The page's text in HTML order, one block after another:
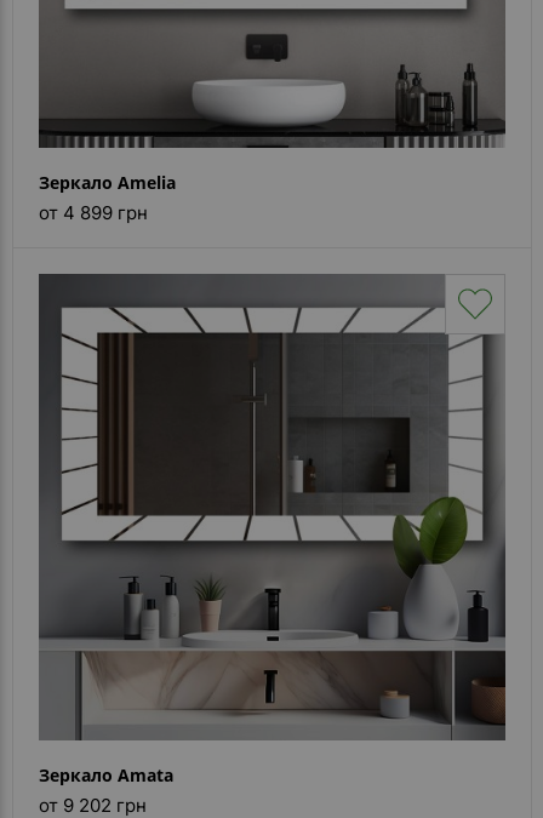
Зеркало Amelia
от 4 899 грн
Зеркало Amata
от 9 202 грн